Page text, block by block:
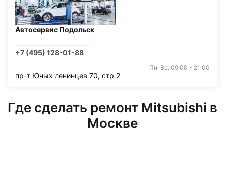
Автосервис Подольск
+7 (495) 128-01-88
Пн-Вс: 09:00 - 21:00
пр-т Юных ленинцев 70, стр 2
Где сделать ремонт Mitsubishi в
Москве